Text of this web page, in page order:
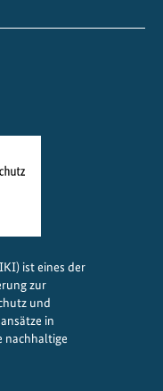
ist eines der
zur
und
in
nachhaltige